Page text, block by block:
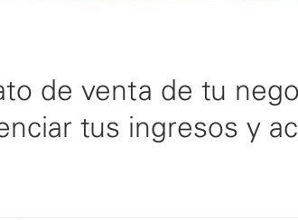
de venta de tu
tus ingresos y